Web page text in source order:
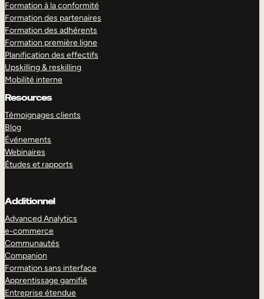
Formation à la conformité
Formation des partenaires
Formation des adhérents
Formation première ligne
Planification des effectifs
Upskilling & reskilling
Mobilité interne
Resources
Témoignages clients
Blog
Événements
Webinaires
Études et rapports
Additionnel
Advanced Analytics
e-commerce
Communautés
Companion
Formation sans interface
Apprentissage gamifié
Entreprise étendue